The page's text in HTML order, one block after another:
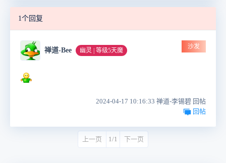
1个回复
禅道-Bee 幽灵 | 等级5天魔
沙发
2024-04-17 10:16:33 禅道-李锡碧 回帖
回帖
上一页 1/1 下一页